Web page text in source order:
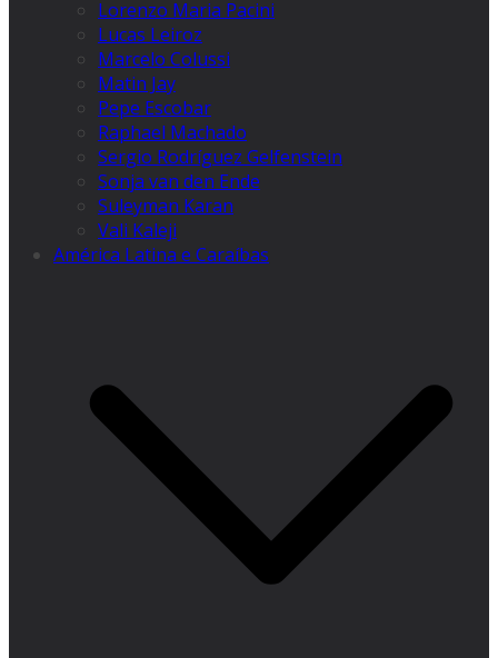
Lorenzo Maria Pacini
Lucas Leiroz
Marcelo Colussi
Matin Jay
Pepe Escobar
Raphael Machado
Sergio Rodríguez Gelfenstein
Sonja van den Ende
Suleyman Karan
Vali Kaleji
América Latina e Caraíbas